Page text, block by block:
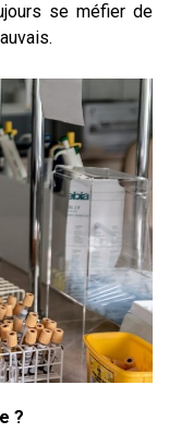
se méfier de
?